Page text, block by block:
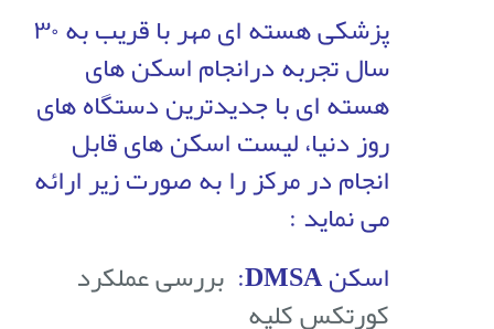
پزشکی هسته ای مهر با قریب به ۳۰
سال تجربه درانجام اسکن های
هسته ای با جدیدترین دستگاه های
روز دنیا، لیست اسکن های قابل
انجام در مرکز را به صورت زیر ارائه
می نماید :
اسکن DMSA:
بررسی عملکرد
کورتکس کلیه